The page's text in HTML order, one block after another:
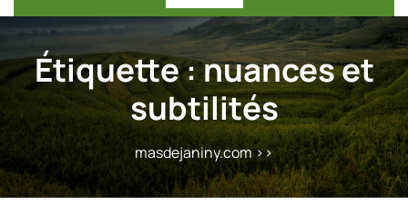
Étiquette :nuances et
subtilités
masdejaniny.com>>